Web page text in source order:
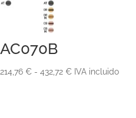
AC070B
214,76 € - 432,72 €Rango
IVA incluido